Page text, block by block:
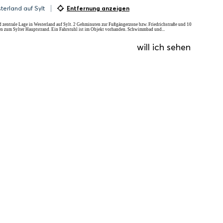
auf Sylt Entfernung anzeigen
zentrale Lage in Westerland auf Sylt. 2 Gehminuten zur Fußgängerzone bzw. Friedrichstraße und 10
zum Sylter Hauptstrand. Ein Fahrstuhl ist im Objekt vorhanden. Schwimmbad und...
will ich sehen